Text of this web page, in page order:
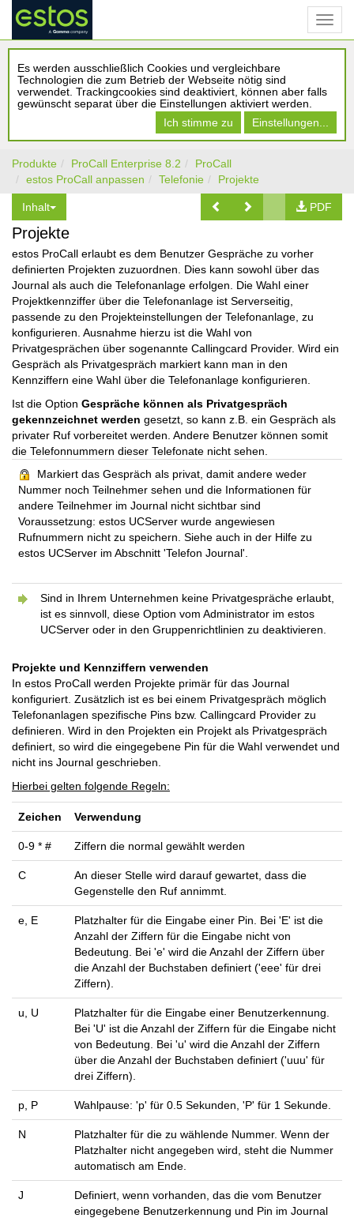
Es werden ausschließlich Cookies und vergleichbare
Technologien die zum Betrieb der Webseite nötig sind
verwendet. Trackingcookies sind deaktiviert, können aber falls
gewünscht separat über die Einstellungen aktiviert werden.
Ich stimme zu
Einstellungen...
Produkte ProCall Enterprise 8.2
ProCall
estos ProCall anpassen
Telefonie Projekte
Inhalt PDF
Projekte
estos ProCall erlaubt es dem Benutzer Gespräche zu vorher
definierten Projekten zuzuordnen. Dies kann sowohl über das
Journal als auch die Telefonanlage erfolgen. Die Wahl einer
Projektkennziffer über die Telefonanlage ist Serverseitig,
passende zu den Projekteinstellungen der Telefonanlage, zu
konfigurieren. Ausnahme hierzu ist die Wahl von
Privatgesprächen über sogenannte Callingcard Provider. Wird ein
Gespräch als Privatgespräch markiert kann man in den
Kennziffern eine Wahl über die Telefonanlage konfigurieren.
Ist die Option Gespräche können als Privatgespräch
gekennzeichnet werden gesetzt, so kann z.B. ein Gespräch als
privater Ruf vorbereitet werden. Andere Benutzer können somit
die Telefonnummern dieser Telefonate nicht sehen.
Markiert das Gespräch als privat, damit andere weder
Nummer noch Teilnehmer sehen und die Informationen für
andere Teilnehmer im Journal nicht sichtbar sind
Voraussetzung: estos UCServer wurde angewiesen
Rufnummern nicht zu speichern. Siehe auch in der Hilfe zu
estos UCServer im Abschnitt 'Telefon Journal'.
Sind in Ihrem Unternehmen keine Privatgespräche erlaubt,
ist es sinnvoll, diese Option vom Administrator im estos
UCServer oder in den Gruppenrichtlinien zu deaktivieren.
Projekte und Kennziffern verwenden
In estos ProCall werden Projekte primär für das Journal
konfiguriert. Zusätzlich ist es bei einem Privatgespräch möglich
Telefonanlagen spezifische Pins bzw. Callingcard Provider zu
definieren. Wird in den Projekten ein Projekt als Privatgespräch
definiert, so wird die eingegebene Pin für die Wahl verwendet und
nicht ins Journal geschrieben.
Hierbei gelten folgende Regeln:
Zeichen Verwendung
0-9 * # Ziffern die normal gewählt werden
C
An dieser Stelle wird darauf gewartet, dass die
Gegenstelle den Ruf annimmt.
e, E
Platzhalter für die Eingabe einer Pin. Bei 'E' ist die
Anzahl der Ziffern für die Eingabe nicht von
Bedeutung. Bei 'e' wird die Anzahl der Ziffern über
die Anzahl der Buchstaben definiert ('eee' für drei
Ziffern).
u, U
Platzhalter für die Eingabe einer Benutzerkennung.
Bei 'U' ist die Anzahl der Ziffern für die Eingabe nicht
von Bedeutung. Bei 'u' wird die Anzahl der Ziffern
über die Anzahl der Buchstaben definiert ('uuu' für
drei Ziffern).
p, P Wahlpause: 'p' für 0.5 Sekunden, 'P' für 1 Sekunde.
N
Platzhalter für die zu wählende Nummer. Wenn der
Platzhalter nicht angegeben wird, steht die Nummer
automatisch am Ende.
J
Definiert, wenn vorhanden, das die vom Benutzer
eingegebene Benutzerkennung und Pin im Journal